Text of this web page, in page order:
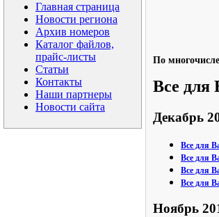
Главная страница
Новости региона
Архив номеров
Каталог файлов,
прайс-листы
Статьи
Контакты
Наши партнеры
Новости сайта
По
Все для
Декабрь
Все для
Все для
Все для
Все для
Ноябрь